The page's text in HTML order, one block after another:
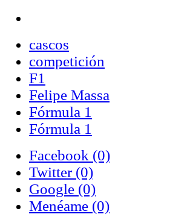
cascos
competición
F1
Felipe Massa
Fórmula 1
Fórmula 1
Facebook (0)
Twitter (0)
Google (0)
Menéame (0)